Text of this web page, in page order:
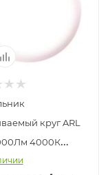
круг ARL
4000К